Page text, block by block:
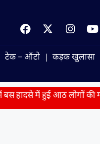
टेक – ऑटो कड़क खुलासा
की मौत ‘कॉकरोच’